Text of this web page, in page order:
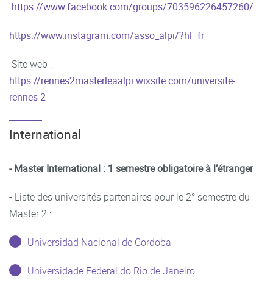
https://www.facebook.com/groups/703596226457260/
https://www.instagram.com/asso_alpi/?hl=fr
Site web :
https://rennes2masterleaalpi.wixsite.com/universite-
rennes-2
International
- Master International : 1 semestre obligatoire à l’étranger
- Liste des universités partenaires pour le 2° semestre du
Master 2 :
Universidad Nacional de Cordoba
Universidade Federal do Rio de Janeiro